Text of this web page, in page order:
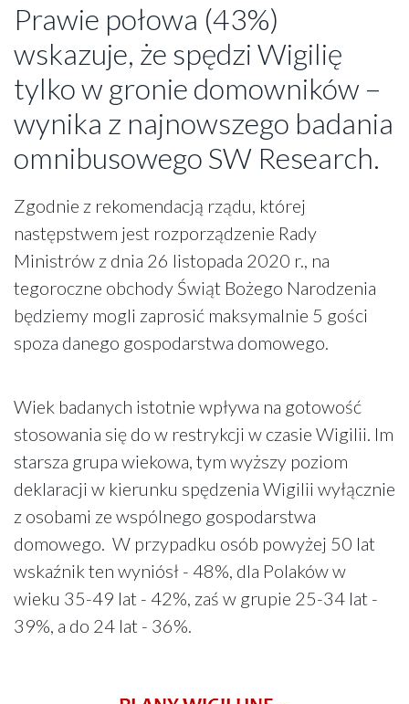
Prawie połowa (43%)
wskazuje, że spędzi Wigilię
tylko w gronie domowników –
wynika z najnowszego badania
omnibusowego SW Research.
Zgodnie z rekomendacją rządu, której
następstwem jest rozporządzenie Rady
Ministrów z dnia 26 listopada 2020 r., na
tegoroczne obchody Świąt Bożego Narodzenia
będziemy mogli zaprosić maksymalnie 5 gości
spoza danego gospodarstwa domowego.
Wiek badanych istotnie wpływa na gotowość
stosowania się do w restrykcji w czasie Wigilii. Im
starsza grupa wiekowa, tym wyższy poziom
deklaracji w kierunku spędzenia Wigilii wyłącznie
z osobami ze wspólnego gospodarstwa
domowego. W przypadku osób powyżej 50 lat
wskaźnik ten wyniósł - 48%, dla Polaków w
wieku 35-49 lat - 42%, zaś w grupie 25-34 lat -
39%, a do 24 lat - 36%.